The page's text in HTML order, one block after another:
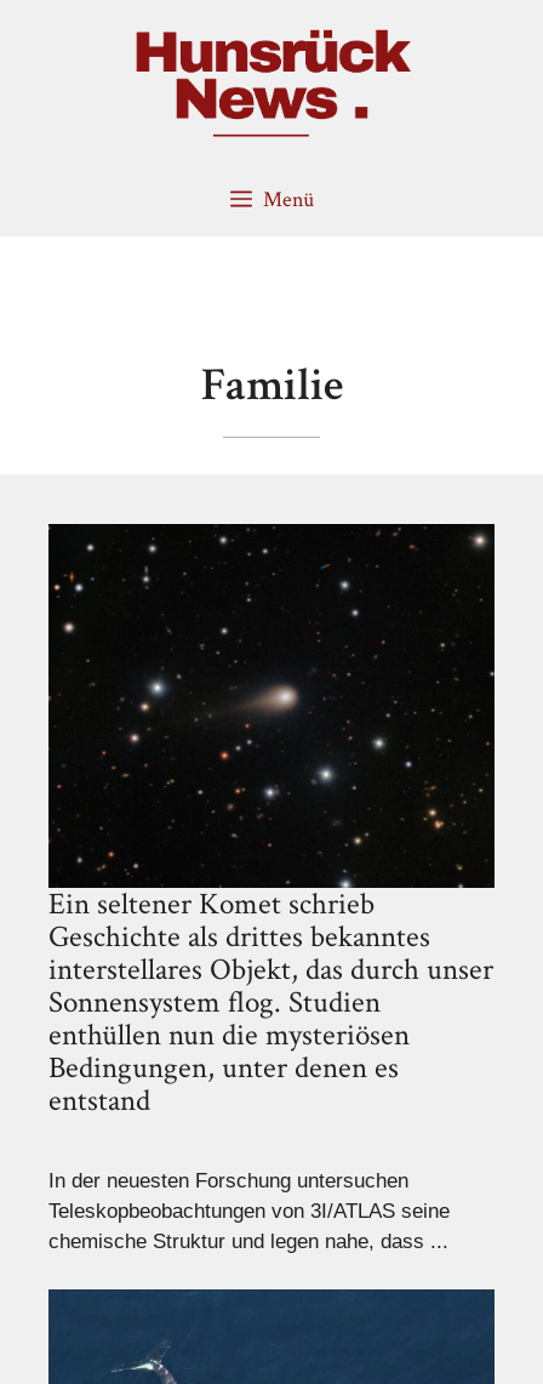
Menü
Familie
Ein seltener Komet schrieb
Geschichte als drittes bekanntes
interstellares Objekt, das durch unser
Sonnensystem flog. Studien
enthüllen nun die mysteriösen
Bedingungen, unter denen es
entstand
In der neuesten Forschung untersuchen
Teleskopbeobachtungen von 3I/ATLAS seine
chemische Struktur und legen nahe, dass ...